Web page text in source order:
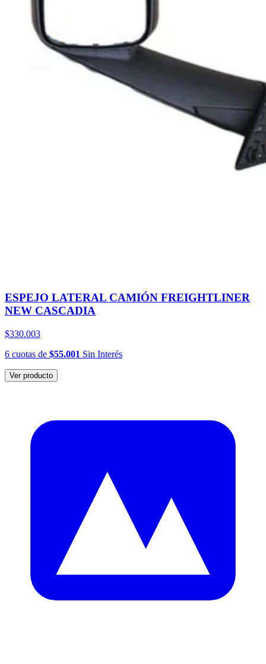
ESPEJO LATERAL CAMIÓN FREIGHTLINER
NEW CASCADIA
$330.003
6 cuotas de $55.001 Sin Interés
Ver producto